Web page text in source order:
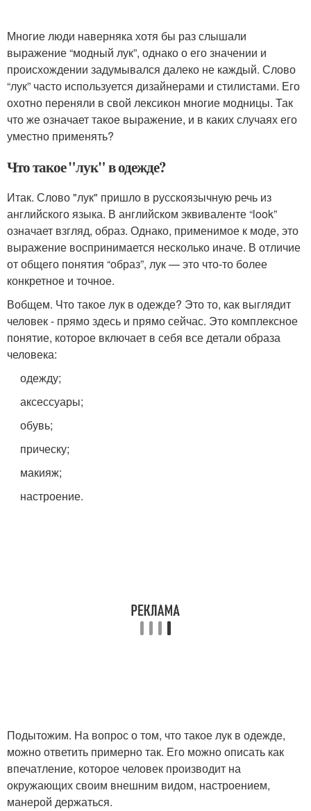
Многие люди наверняка хотя бы раз слышали
выражение “модный лук”, однако о его значении и
происхождении задумывался далеко не каждый. Слово
“лук” часто используется дизайнерами и стилистами. Его
охотно переняли в свой лексикон многие модницы. Так
что же означает такое выражение, и в каких случаях его
уместно применять?
Что такое "лук" в одежде?
Итак. Слово "лук" пришло в русскоязычную речь из
английского языка. В английском эквиваленте “look”
означает взгляд, образ. Однако, применимое к моде, это
выражение воспринимается несколько иначе. В отличие
от общего понятия “образ”, лук — это что-то более
конкретное и точное.
Вобщем. Что такое лук в одежде? Это то, как выглядит
человек - прямо здесь и прямо сейчас. Это комплексное
понятие, которое включает в себя все детали образа
человека:
одежду;
аксессуары;
обувь;
прическу;
макияж;
настроение.
Подытожим. На вопрос о том, что такое лук в одежде,
можно ответить примерно так. Его можно описать как
впечатление, которое человек производит на
окружающих своим внешним видом, настроением,
манерой держаться.